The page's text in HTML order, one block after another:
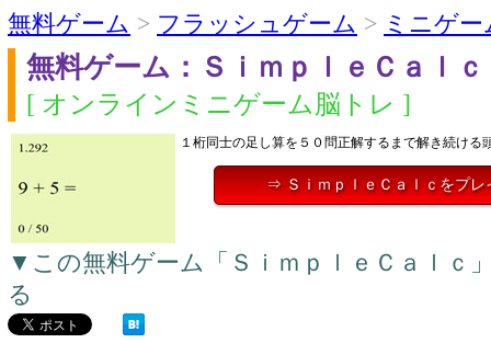
無料ゲーム > フラッシュゲーム > ミニゲー
無料ゲーム：ＳｉｍｐｌｅＣａｌｃ
[ オンラインミニゲーム脳トレ ]
１桁同士の足し算を５０問正解するまで解き続ける
⇒ ＳｉｍｐｌｅＣａｌｃをプレ
▼この無料ゲーム「ＳｉｍｐｌｅＣａｌｃ
る